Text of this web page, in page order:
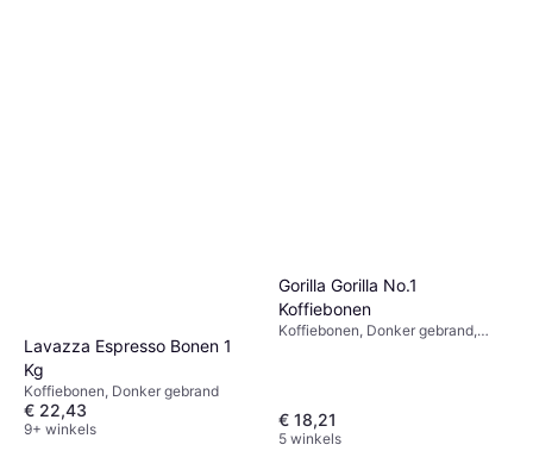
Lavazza Espresso Bonen 1
Kg
Koffiebonen, Donker gebrand
€ 22,43
9+ winkels
Gorilla Gorilla No.1
Koffiebonen
Koffiebonen, Donker gebrand,
€ 18,21
5 winkels